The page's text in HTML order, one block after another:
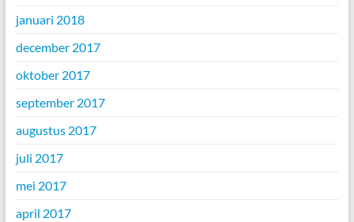
januari 2018
december 2017
oktober 2017
september 2017
augustus 2017
juli 2017
mei 2017
april 2017